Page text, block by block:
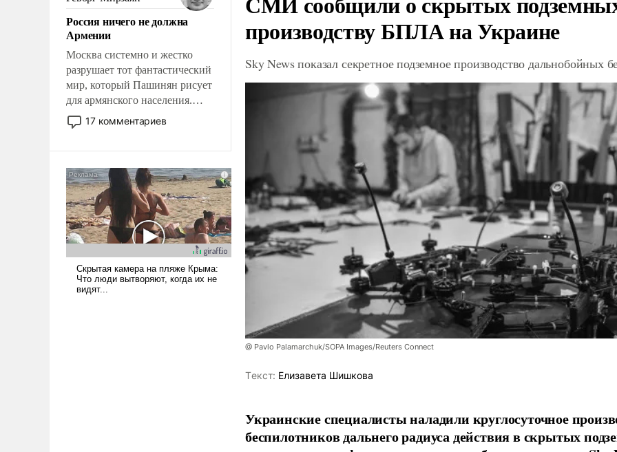
означает многолетний период
уязвимости США, например,
перед Китаем.
Россия ничего не должна
Армении
Москва системно и жестко
разрушает тот фантастический
мир, который Пашинян рисует
для армянского населения.
Мир, где политические
прожекты будут безусловно
налогоплательщиков и где
Еревану за свои поступки не
нужно отвечать.
17 комментариев
производству БПЛА на Украине
Sky News показал секретное подземное производство дальнобойных
@ Pavlo Palamarchuk/SOPA Images/Reuters Connect
Tекст: Елизавета Шишкова
Украинские специалисты наладили круглосуточное
беспилотников дальнего радиуса действия в скрытых